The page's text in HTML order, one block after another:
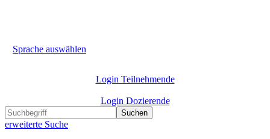
Sprache auswählen
Login Teilnehmende
Login Dozierende
Suchen
erweiterte Suche